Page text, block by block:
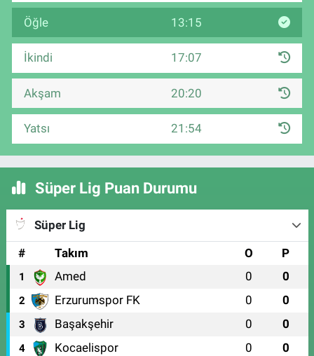
Öğle 13:15
İkindi 17:07
Akşam 20:20
Yatsı 21:54
Süper Lig Puan Durumu
Süper Lig
#
Takım O P
1 Amed 0 0
2 Erzurumspor FK 0 0
3 Başakşehir 0 0
4 Kocaelispor 0 0